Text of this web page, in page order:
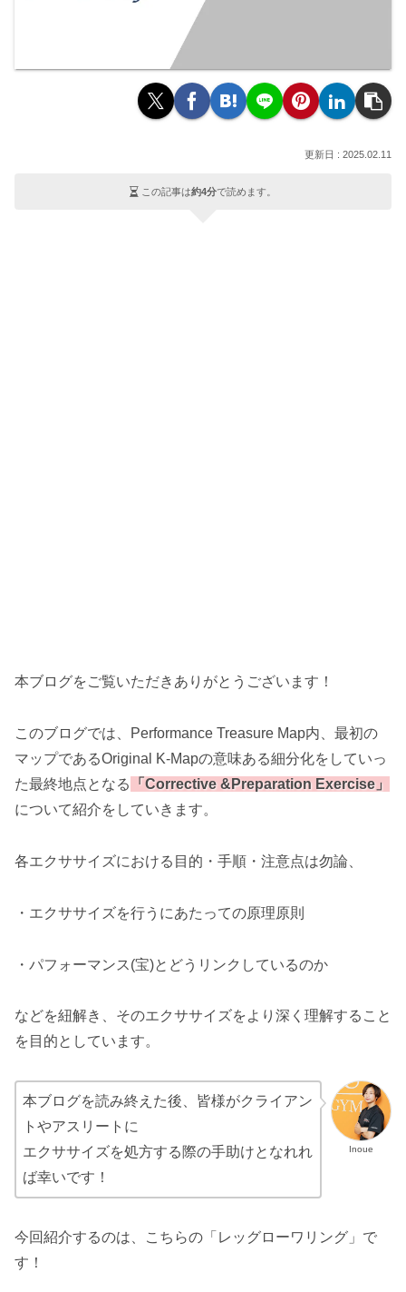
2025.02.11
この記事は約4分で読めます。
本ブログをご覧いただきありがとうございます！
このブログでは、Performance Treasure Map内、最初の
マップであるOriginal K-Mapの意味ある細分化をしていっ
た最終地点となる
「Corrective &Preparation Exercise」
について紹介をしていきます。
各エクササイズにおける目的・手順・注意点は勿論、
・エクササイズを行うにあたっての原理原則
・パフォーマンス(宝)とどうリンクしているのか
などを紐解き、そのエクササイズをより深く理解すること
を目的としています。
Inoue
本ブログを読み終えた後、皆様がクライアン
トやアスリートに
エクササイズを処方する際の手助けとなれれ
ば幸いです！
今回紹介するのは、こちらの「レッグローワリング」で
す！